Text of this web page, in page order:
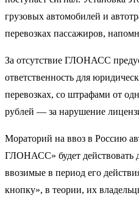
грузовых автомобилей и
перевозках пассажиров,
За отсутствие ГЛОНАСС
ответственность для
перевозках, со штрафами от
рублей — за нарушение
Мораторий на ввоз в Россию
ГЛОНАСС» будет действовать
ввозимые в период его
кнопку», в теории, их